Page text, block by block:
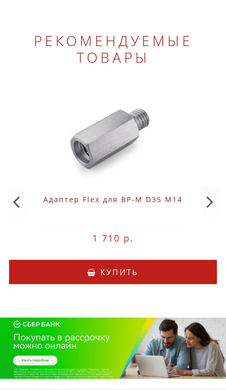
РЕКОМЕНДУЕМЫЕ
ТОВАРЫ
Адаптер Flex для BP-M D35 M14
1 710 р.
КУПИТЬ